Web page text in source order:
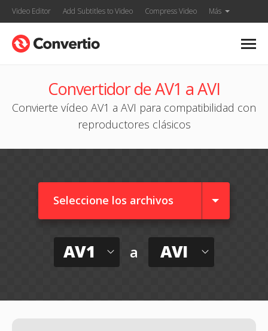
Video Editor Add Subtitles to Video Compress Video Más
Convertidor de AV1 a AVI
Convierte vídeo AV1 a AVI para compatibilidad con
reproductores clásicos
Seleccione los archivos
AV1 a AVI